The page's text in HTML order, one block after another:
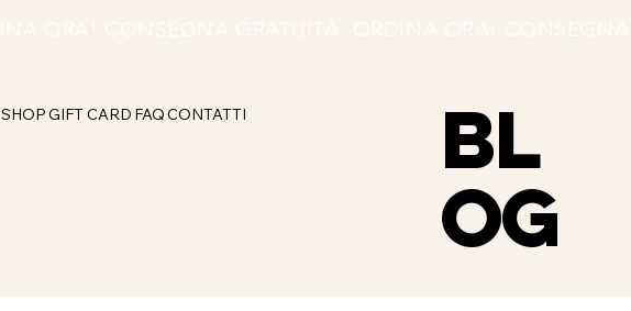
BL
OG
SHOPGIFT CARD FAQCONTATTI